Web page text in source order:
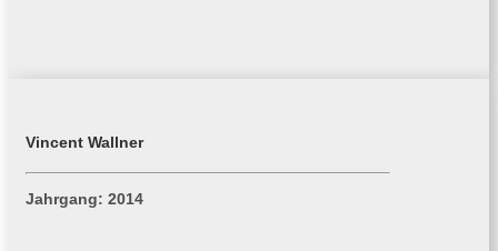
Vincent Wallner
Jahrgang: 2014